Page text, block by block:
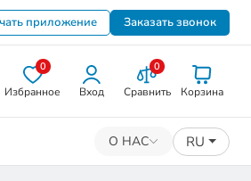
приложение Заказать звонок
0
Избранное Вход
0
Сравнить Корзина
О НАС RU